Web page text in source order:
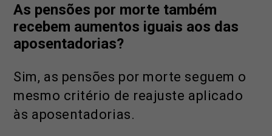
As pensões por morte também
recebem aumentos iguais aos das
aposentadorias?
Sim, as pensões por morte seguem o
mesmo critério de reajuste aplicado
às aposentadorias.